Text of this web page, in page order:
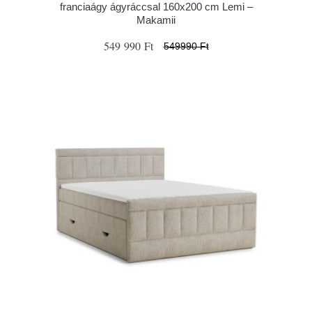
franciaágy ágyráccsal 160x200 cm Lemi –
Makamii
549 990 Ft 549990 Ft